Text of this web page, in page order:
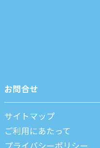
お問合せ
サイトマップ
ご利⽤にあたって